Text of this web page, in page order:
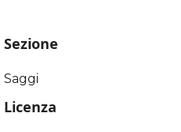
Sezione
Saggi
Licenza